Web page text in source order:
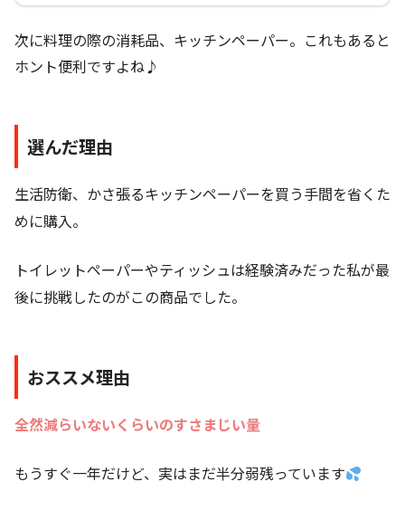
次に料理の際の消耗品、キッチンペーパー。これもあると
ホント便利ですよね♪
選んだ理由
生活防衛、かさ張るキッチンペーパーを買う手間を省くた
めに購入。
トイレットペーパーやティッシュは経験済みだった私が最
後に挑戦したのがこの商品でした。
おススメ理由
全然減らいないくらいのすさまじい量
もうすぐ一年だけど、実はまだ半分弱残っています